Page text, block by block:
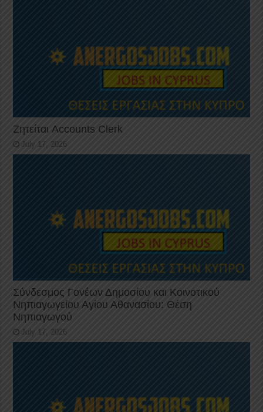
Ζητείται Accounts Clerk
July 17, 2026
Σύνδεσμος Γονέων Δημοσίου και Κοινοτικού
Νηπιαγωγείου Αγίου Αθανασίου: Θέση
Νηπιαγωγού
July 17, 2026